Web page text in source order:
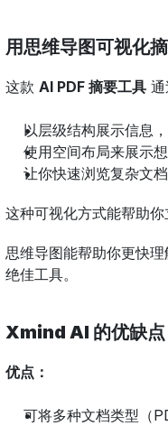
用思维导图可视化
这款 AI PDF 摘要工具
以层级结构展示信息
使用空间布局来展示
让你快速浏览复杂文档
这种可视化方式能帮助
思维导图能帮助你更快
绝佳工具。
Xmind AI 的优缺点
优点：
可将多种文档类型（